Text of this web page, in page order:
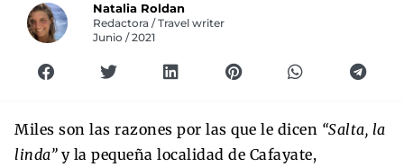
Natalia Roldan
Redactora / Travel writer
Junio / 2021
Miles son las razones por las que le dicen “Salta, la
linda”y la pequeña localidad de Cafayate,